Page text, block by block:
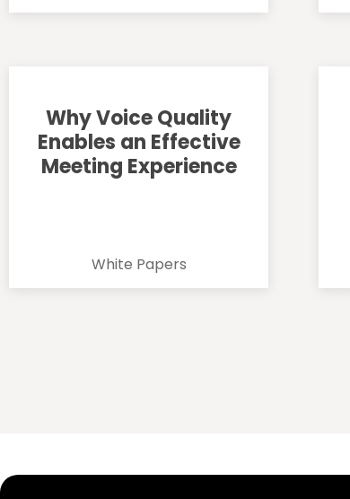
Why Voice Quality
Enables an Effective
Meeting Experience
White Papers